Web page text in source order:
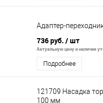
Адаптер-
736 руб. / шт
Актуальную цену и наличие
Подробнее
121709 Насадка
100 мм